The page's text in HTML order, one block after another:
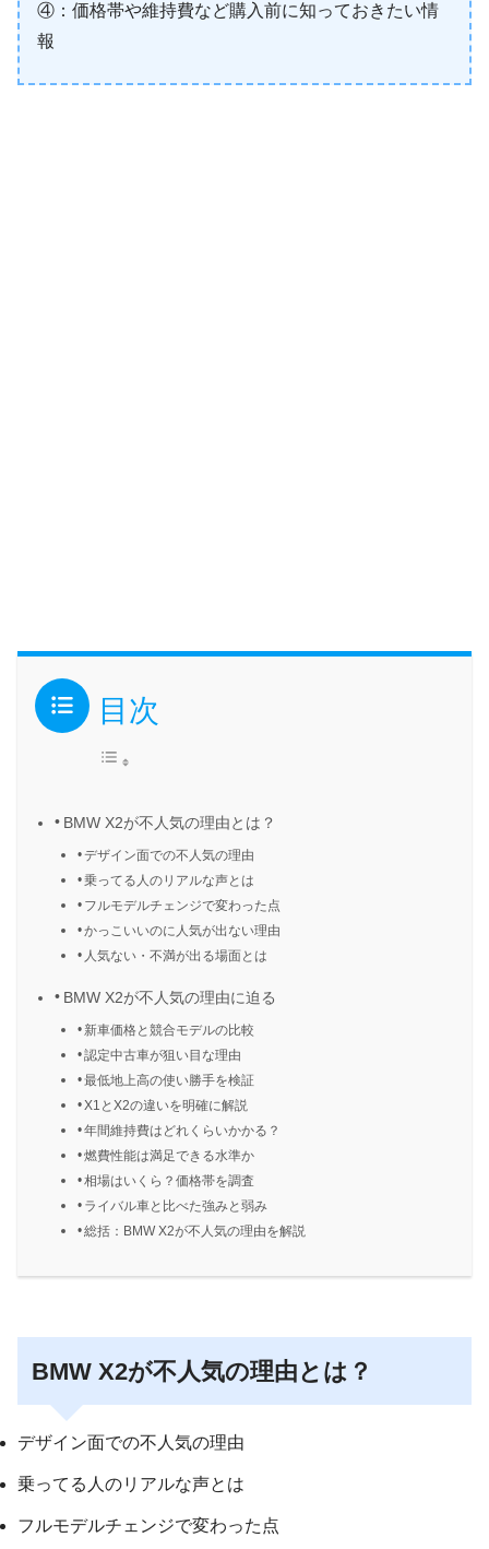
④：価格帯や維持費など購入前に知っておきたい情
報
目次
BMW X2が不人気の理由とは？
デザイン面での不人気の理由
乗ってる人のリアルな声とは
フルモデルチェンジで変わった点
かっこいいのに人気が出ない理由
人気ない・不満が出る場面とは
BMW X2が不人気の理由に迫る
新車価格と競合モデルの比較
認定中古車が狙い目な理由
最低地上高の使い勝手を検証
X1とX2の違いを明確に解説
年間維持費はどれくらいかかる？
燃費性能は満足できる水準か
相場はいくら？価格帯を調査
ライバル車と比べた強みと弱み
総括：BMW X2が不人気の理由を解説
BMW X2が不人気の理由とは？
デザイン面での不人気の理由
乗ってる人のリアルな声とは
フルモデルチェンジで変わった点